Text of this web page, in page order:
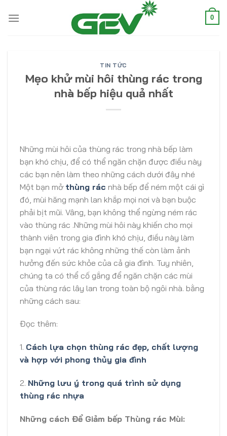
0
TIN TỨC
Mẹo khử mùi hôi thùng rác trong
nhà bếp hiệu quả nhất
Những mùi hôi của thùng rác trong nhà bếp làm
bạn khó chịu, để có thể ngăn chặn được điều này
các bạn nên làm theo những cách dưới đây nhé
Một bạn mở thùng rác nhà bếp để ném một cái gì
đó, mùi hăng mạnh lan khắp mọi nơi và bạn buộc
phải bịt mũi. Vâng, bạn không thể ngừng ném rác
vào thùng rác .Những mùi hôi này khiến cho mọi
thành viên trong gia đình khó chịu, điều này làm
bạn ngại vứt rác không những thế còn làm ảnh
hưởng đến sức khỏe của cả gia đình. Tuy nhiên,
chúng ta có thể cố gắng để ngăn chặn các mùi
của thùng rác lây lan trong toàn bộ ngôi nhà. bằng
những cách sau:
Đọc thêm:
1. Cách lựa chọn thùng rác đẹp, chất lượng
và hợp với phong thủy gia đình
2. Những lưu ý trong quá trình sử dụng
thùng rác nhựa
Những cách Để Giảm bếp Thùng rác Mùi: